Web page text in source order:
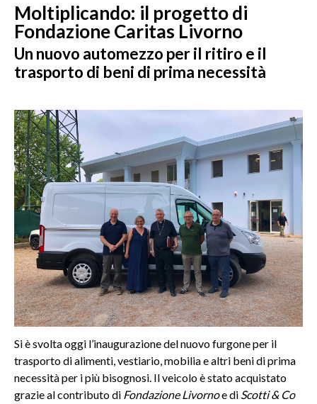
Moltiplicando: il progetto di
Fondazione Caritas Livorno
Un nuovo automezzo per il ritiro e il
trasporto di beni di prima necessità
Si è svolta oggi l’inaugurazione del nuovo furgone per il
trasporto di alimenti, vestiario, mobilia e altri beni di prima
necessità per i più bisognosi. Il veicolo è stato acquistato
grazie al contributo di Fondazione Livornoe di Scotti & Co